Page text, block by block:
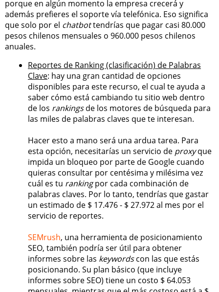
porque en algún momento la empresa crecerá y
además prefieres el soporte vía telefónica. Eso significa
que solo por el chatbottendrías que pagar casi 80.000
pesos chilenos mensuales o 960.000 pesos chilenos
anuales.
Reportes de Ranking (clasificación) de Palabras
Clave: hay una gran cantidad de opciones
disponibles para este recurso, el cual te ayuda a
saber cómo está cambiando tu sitio web dentro
de los rankingsde los motores de búsqueda para
las miles de palabras claves que te interesan.
Hacer esto a mano será una ardua tarea. Para
esta opción, necesitarías un servicio de proxyque
impida un bloqueo por parte de Google cuando
quieras consultar por centésima y milésima vez
cuál es tu rankingpor cada combinación de
palabras claves. Por lo tanto, tendrías que gastar
un estimado de $ 17.476 - $ 27.972 al mes por el
servicio de reportes.
SEMrush, una herramienta de posicionamiento
SEO, también podría ser útil para obtener
informes sobre las keywordscon las que estás
posicionando. Su plan básico (que incluye
informes sobre SEO) tiene un costo $ 64.053